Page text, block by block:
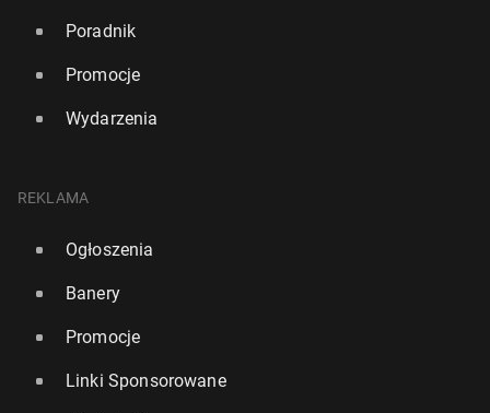
Poradnik
Promocje
Wydarzenia
REKLAMA
Ogłoszenia
Banery
Promocje
Linki Sponsorowane